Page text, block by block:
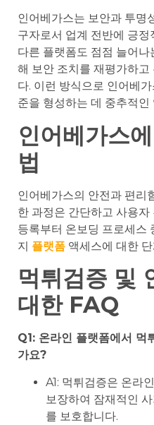
인어베가스는 보안과 투명
구자로서 업계 전반에 긍정
다른 플랫폼도 점점 늘어나
해 보안 조치를 재평가하고
다. 이런 방식으로 인어베
준을 형성하는 데 중추적인
인어베가스
법
인어베가스의 안전과 편리
한 과정은 간단하고 사용
등록부터 온보딩 프로세스
지 플랫폼 액세스에 대한
먹튀검증 및
대한 FAQ
Q1: 온라인 플랫폼에서 먹
가요?
A1: 먹튀검증은 온라
보장하여 잠재적인
를 보호합니다.